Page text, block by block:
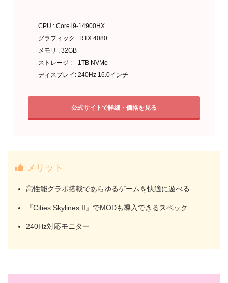
CPU : Core i9-14900HX
グラフィック : RTX 4080
メモリ : 32GB
ストレージ : 1TB NVMe
ディスプレイ: 240Hz 16.0インチ
公式サイトで詳細・価格を見る
メリット
高性能グラボ搭載であらゆるゲームを快適に遊べる
『Cities Skylines II』でMODも導入できるスペック
240Hz対応モニター